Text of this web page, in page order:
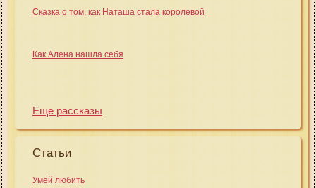
Сказка о том, как Наташа стала королевой
Как Алена нашла себя
Еще рассказы
Статьи
Умей любить